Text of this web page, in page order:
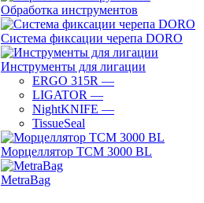
Обработка инструментов
Система фиксации черепа DORO
Инструменты для лигации
ERGO 315R —
LIGATOR —
NightKNIFE —
TissueSeal
Морцеллятор ТСМ 3000 BL
MetraBag